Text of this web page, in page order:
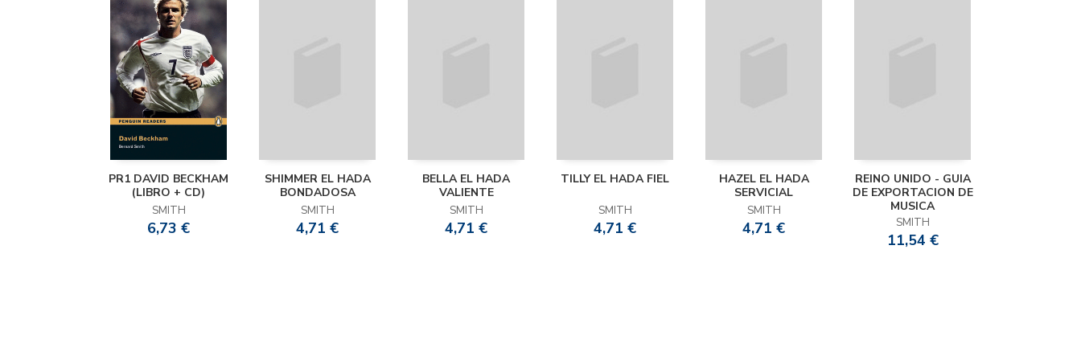
PR1 DAVID BECKHAM
(LIBRO + CD)
SMITH
6,73 €
SHIMMER EL HADA
BONDADOSA
SMITH
4,71 €
BELLA EL HADA
VALIENTE
SMITH
4,71 €
TILLY EL HADA FIEL
SMITH
4,71 €
HAZEL EL HADA
SERVICIAL
SMITH
4,71 €
REINO UNIDO - GUIA
DE EXPORTACION DE
MUSICA
SMITH
11,54 €